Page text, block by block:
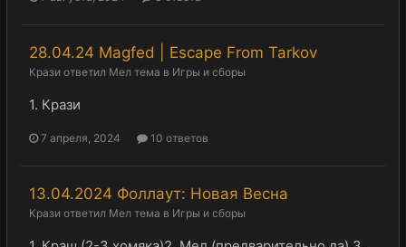
28.04.24 Magfed | Escape From Tarkov
Крази ответил Мел тема в Игры и сборы
1. Крази
7 апреля, 2024 10 ответов
13.04.2024 Фоллаут: Новая Весна
Крази ответил Мел тема в Игры и сборы